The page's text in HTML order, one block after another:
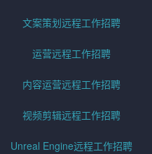
文案策划远程工作招聘
运营远程工作招聘
内容运营远程工作招聘
视频剪辑远程工作招聘
Unreal Engine远程工作招聘